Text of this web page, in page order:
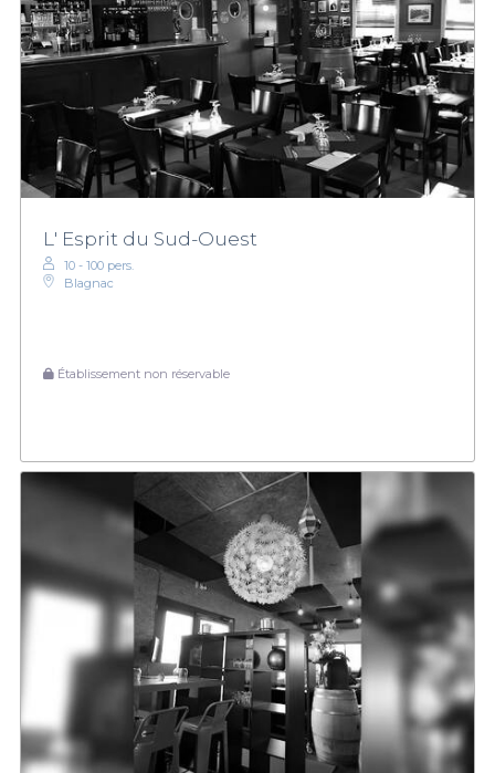
L' Esprit du Sud-Ouest
10 - 100 pers.
Blagnac
Établissement non réservable